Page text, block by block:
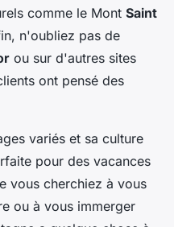
comme le Mont Saint
n'oubliez pas de
ou sur d'autres sites
ont pensé des
variés et sa culture
pour des vacances
vous cherchiez à vous
ou à vous immerger